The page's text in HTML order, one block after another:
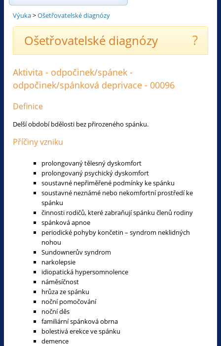
Výuka>Ošetřovatelské diagnózy
Ošetřovatelské diagnózy ?
Aktivita - odpočinek/spánek -
odpočinek/spánková deprivace - 00096
Definice
Delší období bdělosti bez přirozeného spánku.
Příčiny vzniku
prolongovaný tělesný dyskomfort
prolongovaný psychický dyskomfort
soustavné nepřiměřené podmínky ke spánku
soustavné neznámé nebo nekomfortní prostředí ke
spánku
činnosti rodičů, které zabraňují spánku členů rodiny
spánková apnoe
periodické pohyby končetin – syndrom neklidných
nohou
Sundownerův syndrom
narkolepsie
idiopatická hypersomnolence
náměsíčnost
hrůza ze spánku
noční pomočování
noční děs
familiární spánková obrna
bolestivá erekce ve spánku
demence